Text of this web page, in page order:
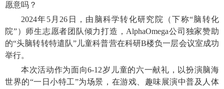
愿意吗？
2024年5月26日，由脑科学转化研究院（下称“脑转化
院”）师生志愿者团队倾力打造，AlphaOmega公司独家赞助
的“头脑转转特遣队”儿童科普营在科研B楼负一层会议室成功
举行。
本次活动作为面向6-12岁儿童的六一献礼，以扮演脑海
世界的“一日小特工”为场景，在游戏、趣味展演中普及人体